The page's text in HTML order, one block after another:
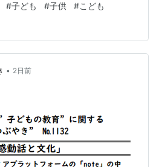
取ったかのような錯覚感」の感
がほとんどだ。一般的には小学
てくると、道徳・倫理観が育ち
べきではない」とか、「そんな
も意味がない」と思うようにな
…
#子ども #子供 #こども
• 2日前